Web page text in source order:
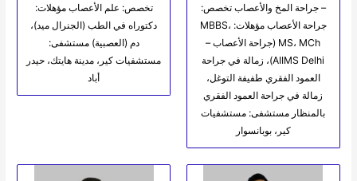
– جراحة المخ والأعصاب تخصص:
جراحة الأعصاب مؤهلات: MBBS،
MS، MCh (جراحة الأعصاب –
AIIMS Delhi)، زمالة في جراحة
العمود الفقري طفيفة التوغل،
زمالة في جراحة العمود الفقري
بالمنظار مستشفى: مستشفيات
كير، بوبانسوار
تخصص: علم الأعصاب مؤهلات:
دكتوراه في الطب (الجنرال ميد)،
دم (العصبية) مستشفى:
مستشفيات كير، مدينة هايتك، حيدر
أباد